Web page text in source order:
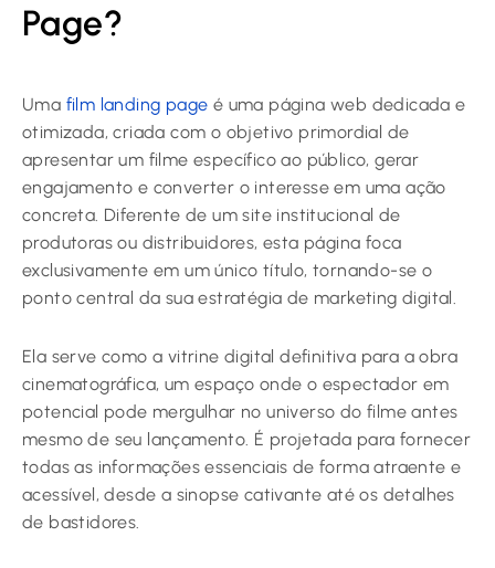
Page?
Uma film landing page é uma página web dedicada e
otimizada, criada com o objetivo primordial de
apresentar um filme específico ao público, gerar
engajamento e converter o interesse em uma ação
concreta. Diferente de um site institucional de
produtoras ou distribuidores, esta página foca
exclusivamente em um único título, tornando-se o
ponto central da sua estratégia de marketing digital.
Ela serve como a vitrine digital definitiva para a obra
cinematográfica, um espaço onde o espectador em
potencial pode mergulhar no universo do filme antes
mesmo de seu lançamento. É projetada para fornecer
todas as informações essenciais de forma atraente e
acessível, desde a sinopse cativante até os detalhes
de bastidores.